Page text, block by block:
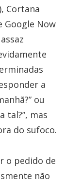
Cortana
Google Now
a
ou
tal?”, mas
do sufoco.
o pedido de
não